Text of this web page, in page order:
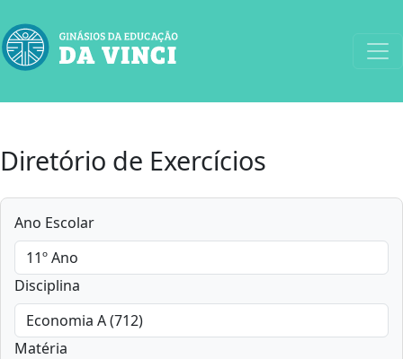
Diretório de Exercícios
Ano Escolar
Disciplina
Matéria